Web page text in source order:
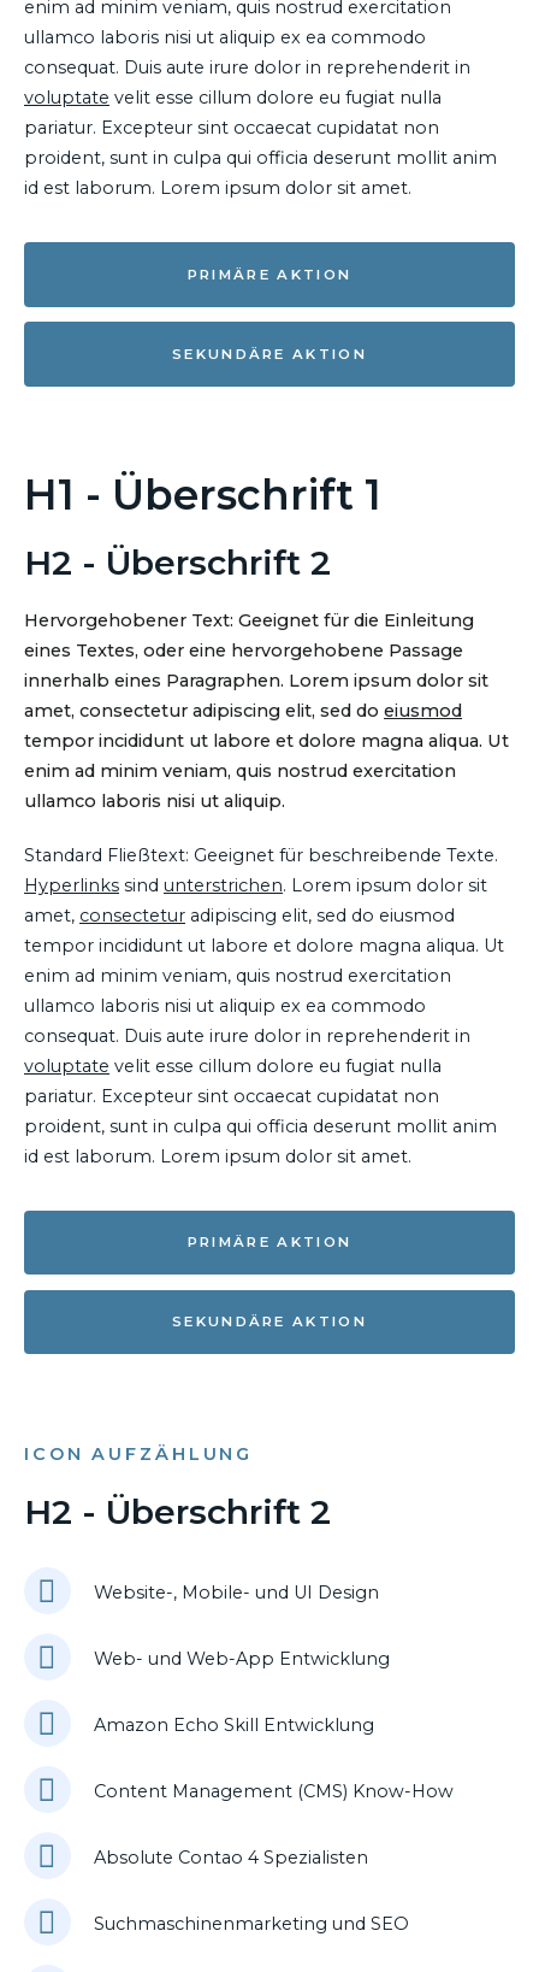
enim ad minim veniam, quis nostrud exercitation
ullamco laboris nisi ut aliquip ex ea commodo
consequat. Duis aute irure dolor in reprehenderit in
voluptate velit esse cillum dolore eu fugiat nulla
pariatur. Excepteur sint occaecat cupidatat non
proident, sunt in culpa qui officia deserunt mollit anim
id est laborum. Lorem ipsum dolor sit amet.
PRIMÄRE AKTION
SEKUNDÄRE AKTION
H1 - Überschrift 1
H2 - Überschrift 2
Hervorgehobener Text: Geeignet für die Einleitung
eines Textes, oder eine hervorgehobene Passage
innerhalb eines Paragraphen. Lorem ipsum dolor sit
amet, consectetur adipiscing elit, sed do eiusmod
tempor incididunt ut labore et dolore magna aliqua. Ut
enim ad minim veniam, quis nostrud exercitation
ullamco laboris nisi ut aliquip.
Standard Fließtext: Geeignet für beschreibende Texte.
Hyperlinks sind unterstrichen. Lorem ipsum dolor sit
amet, consectetur adipiscing elit, sed do eiusmod
tempor incididunt ut labore et dolore magna aliqua. Ut
enim ad minim veniam, quis nostrud exercitation
ullamco laboris nisi ut aliquip ex ea commodo
consequat. Duis aute irure dolor in reprehenderit in
voluptate velit esse cillum dolore eu fugiat nulla
pariatur. Excepteur sint occaecat cupidatat non
proident, sunt in culpa qui officia deserunt mollit anim
id est laborum. Lorem ipsum dolor sit amet.
PRIMÄRE AKTION
SEKUNDÄRE AKTION
ICON AUFZÄHLUNG
H2 - Überschrift 2
Website-, Mobile- und UI Design
Web- und Web-App Entwicklung
Amazon Echo Skill Entwicklung
Content Management (CMS) Know-How
Absolute Contao 4 Spezialisten
Suchmaschinenmarketing und SEO